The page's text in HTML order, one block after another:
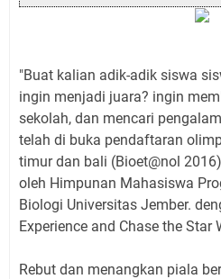
"Buat kalian adik-adik siswa
ingin menjadi juara? ingin
sekolah, dan mencari
telah di buka pendaftaran
timur dan bali (Bioet@nol
oleh Himpunan Mahasiswa
Biologi Universitas Jember.
Experience and Chase the Star
Rebut dan menangkan piala